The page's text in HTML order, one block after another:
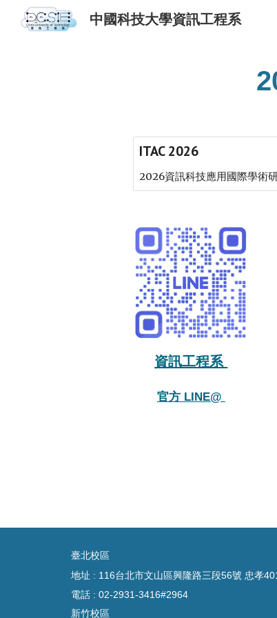
中國科技大學資訊工程系
ITAC 2026
2026資訊科技應用國際學
資訊工程系
官方 LINE@
臺北校區
地址 : 116台北市文山區興隆路三段56號 忠孝
電話 : 02-2931-3416#2964
新竹校區